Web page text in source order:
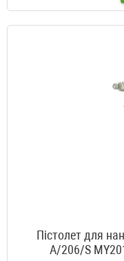
Пістолет для
A/206/S